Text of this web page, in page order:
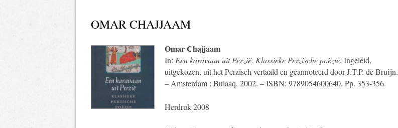
OMAR CHAJJAAM
Omar Chajjaam
In: Een karavaan uit Perzië. Klassieke Perzische poëzie. Ingeleid,
uitgekozen, uit het Perzisch vertaald en geannoteerd door J.T.P. de Bruijn.
– Amsterdam : Bulaaq, 2002. – ISBN: 9789054600640. Pp. 353-356.
Herdruk 2008